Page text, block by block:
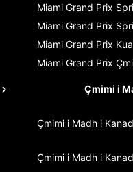
Miami Grand Prix
Miami Grand Prix
Miami Grand Prix
Miami Grand Prix
Çmimi i
Çmimi i Madh i
Çmimi i Madh i